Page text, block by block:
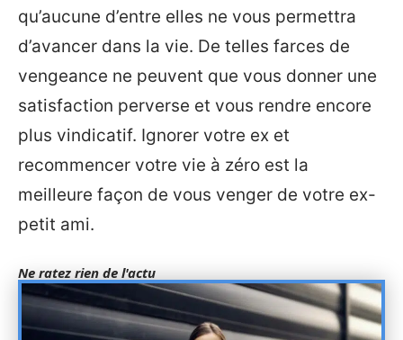
qu’aucune d’entre elles ne vous permettra
d’avancer dans la vie. De telles farces de
vengeance ne peuvent que vous donner une
satisfaction perverse et vous rendre encore
plus vindicatif. Ignorer votre ex et
recommencer votre vie à zéro est la
meilleure façon de vous venger de votre ex-
petit ami.
Ne ratez rien de l'actu